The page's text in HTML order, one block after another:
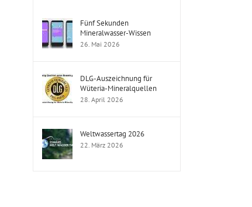
Fünf Sekunden
Mineralwasser-Wissen
26. Mai 2026
DLG-Auszeichnung für
Wüteria-Mineralquellen
28. April 2026
Weltwassertag 2026
22. März 2026